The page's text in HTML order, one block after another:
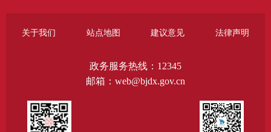
关于我们 站点地图 建议意见 法律声明
政务服务热线：12345
邮箱：web@bjdx.gov.cn